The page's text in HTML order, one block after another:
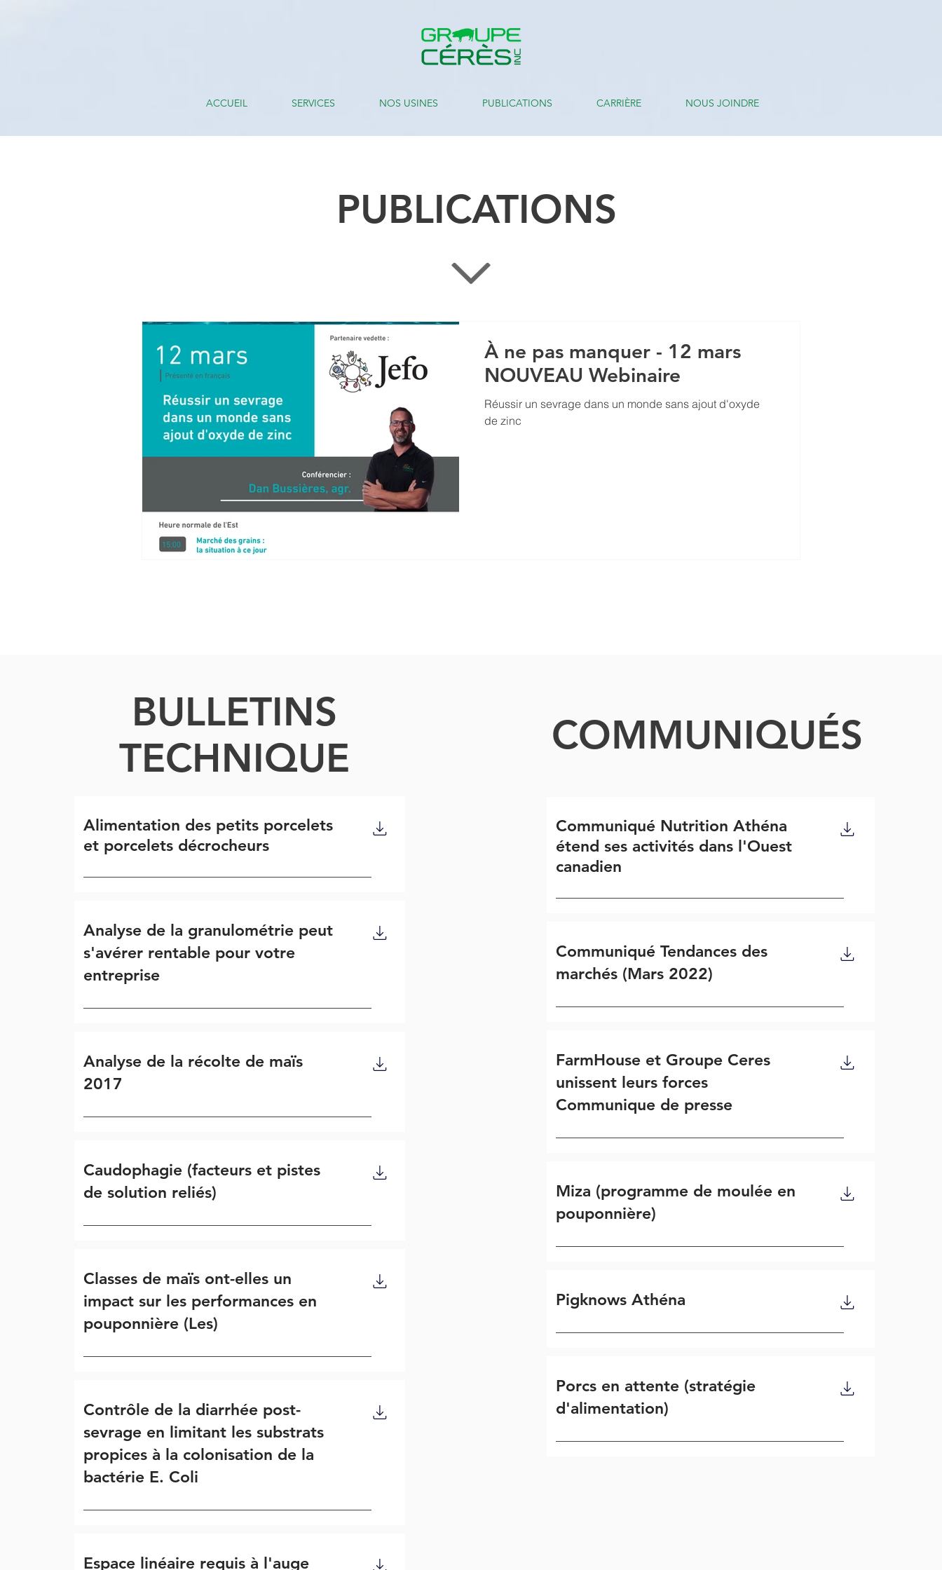
ACCUEIL SERVICES NOS USINES PUBLICATIONS CARRIÈRE NOUS JOINDRE
PUBLICATIONS
À ne pas manquer - 12 mars
NOUVEAU Webinaire
Réussir un sevrage dans un monde sans ajout d'oxyde
de zinc
BULLETINS
TECHNIQUE
Alimentation des petits porcelets
et porcelets décrocheurs
Analyse de la granulométrie peut
s'avérer rentable pour votre
entreprise
Analyse de la récolte de maïs
2017
Caudophagie (facteurs et pistes
de solution reliés)
Classes de maïs ont-elles un
impact sur les performances en
pouponnière (Les)
Contrôle de la diarrhée post-
sevrage en limitant les substrats
propices à la colonisation de la
bactérie E. Coli
Espace linéaire requis à l'auge
COMMUNIQUÉS
Communiqué Nutrition Athéna
étend ses activités dans l'Ouest
canadien
Communiqué Tendances des
marchés (Mars 2022)
FarmHouse et Groupe Ceres
unissent leurs forces
Communique de presse
Miza (programme de moulée en
pouponnière)
Pigknows Athéna
Porcs en attente (stratégie
d'alimentation)